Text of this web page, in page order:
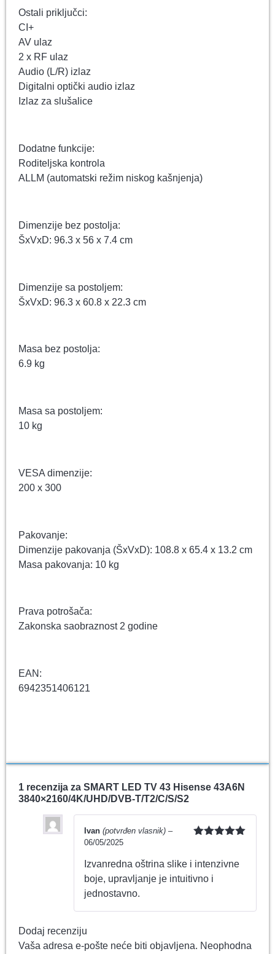
Ostali priključci:
CI+
AV ulaz
2 x RF ulaz
Audio (L/R) izlaz
Digitalni optički audio izlaz
Izlaz za slušalice
Dodatne funkcije:
Roditeljska kontrola
ALLM (automatski režim niskog kašnjenja)
Dimenzije bez postolja:
ŠxVxD: 96.3 x 56 x 7.4 cm
Dimenzije sa postoljem:
ŠxVxD: 96.3 x 60.8 x 22.3 cm
Masa bez postolja:
6.9 kg
Masa sa postoljem:
10 kg
VESA dimenzije:
200 x 300
Pakovanje:
Dimenzije pakovanja (ŠxVxD): 108.8 x 65.4 x 13.2 cm
Masa pakovanja: 10 kg
Prava potrošača:
Zakonska saobraznost 2 godine
EAN:
6942351406121
1 recenzija za SMART LED TV 43 Hisense 43A6N
3840×2160/4K/UHD/DVB-T/T2/C/S/S2
Ivan (potvrđen vlasnik) –
06/05/2025
Izvanredna oštrina slike i intenzivne
boje, upravljanje je intuitivno i
jednostavno.
Dodaj recenziju
Vaša adresa e-pošte neće biti objavljena. Neophodna